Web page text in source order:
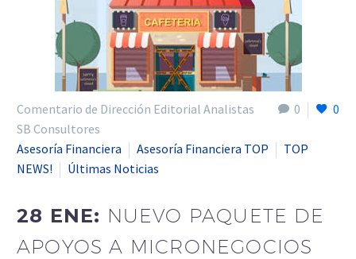
0 0
Comentario de Dirección Editorial Analistas
SB Consultores
Asesoría Financiera
Asesoría Financiera TOP
TOP
NEWS!
Últimas Noticias
28 ENE: NUEVO PAQUETE DE
APOYOS A MICRONEGOCIOS